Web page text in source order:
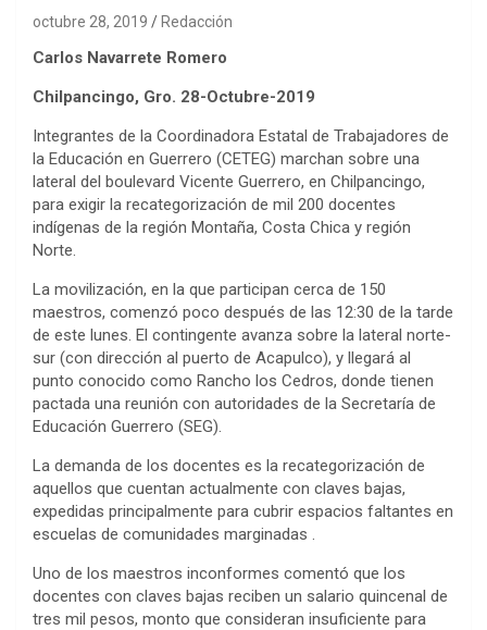
octubre 28, 2019 Redacción
Carlos Navarrete Romero
Chilpancingo, Gro. 28-Octubre-2019
Integrantes de la Coordinadora Estatal de Trabajadores de
la Educación en Guerrero (CETEG) marchan sobre una
lateral del boulevard Vicente Guerrero, en Chilpancingo,
para exigir la recategorización de mil 200 docentes
indígenas de la región Montaña, Costa Chica y región
Norte.
La movilización, en la que participan cerca de 150
maestros, comenzó poco después de las 12:30 de la tarde
de este lunes. El contingente avanza sobre la lateral norte-
sur (con dirección al puerto de Acapulco), y llegará al
punto conocido como Rancho los Cedros, donde tienen
pactada una reunión con autoridades de la Secretaría de
Educación Guerrero (SEG).
La demanda de los docentes es la recategorización de
aquellos que cuentan actualmente con claves bajas,
expedidas principalmente para cubrir espacios faltantes en
escuelas de comunidades marginadas .
Uno de los maestros inconformes comentó que los
docentes con claves bajas reciben un salario quincenal de
tres mil pesos, monto que consideran insuficiente para